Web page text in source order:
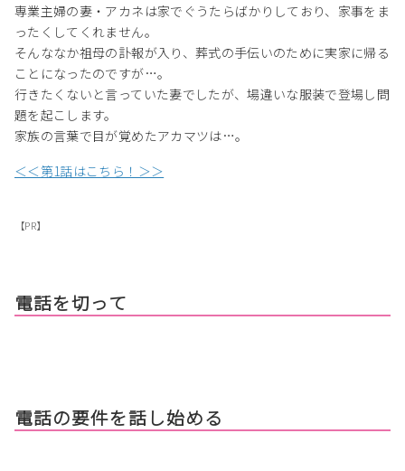
専業主婦の妻・アカネは家でぐうたらばかりしており、家事をま
ったくしてくれません。
そんななか祖母の訃報が入り、葬式の手伝いのために実家に帰る
ことになったのですが…。
行きたくないと言っていた妻でしたが、場違いな服装で登場し問
題を起こします。
家族の言葉で目が覚めたアカマツは…。
＜＜第1話はこちら！＞＞
【PR】
電話を切って
電話の要件を話し始める